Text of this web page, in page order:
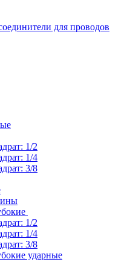
для проводов
1/2
1/4
3/8
1/2
1/4
3/8
ударные